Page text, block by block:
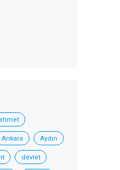
Ankara Aydın
devlet